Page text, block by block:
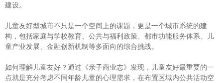
建设。
儿童友好型城市不只是一个空间上的课题，更是一个城市系统的建
构，包括家庭与学校教育、公共与福利政策、都市功能服务体系、儿
童产业发展、金融创新机制等多面向的综合挑战。
如何理解儿童友好？通过《亲子商业志》发现，儿童友好最重要的一
点就是充分考虑不同年龄儿童的心理需求，在布置区域内公共活动空